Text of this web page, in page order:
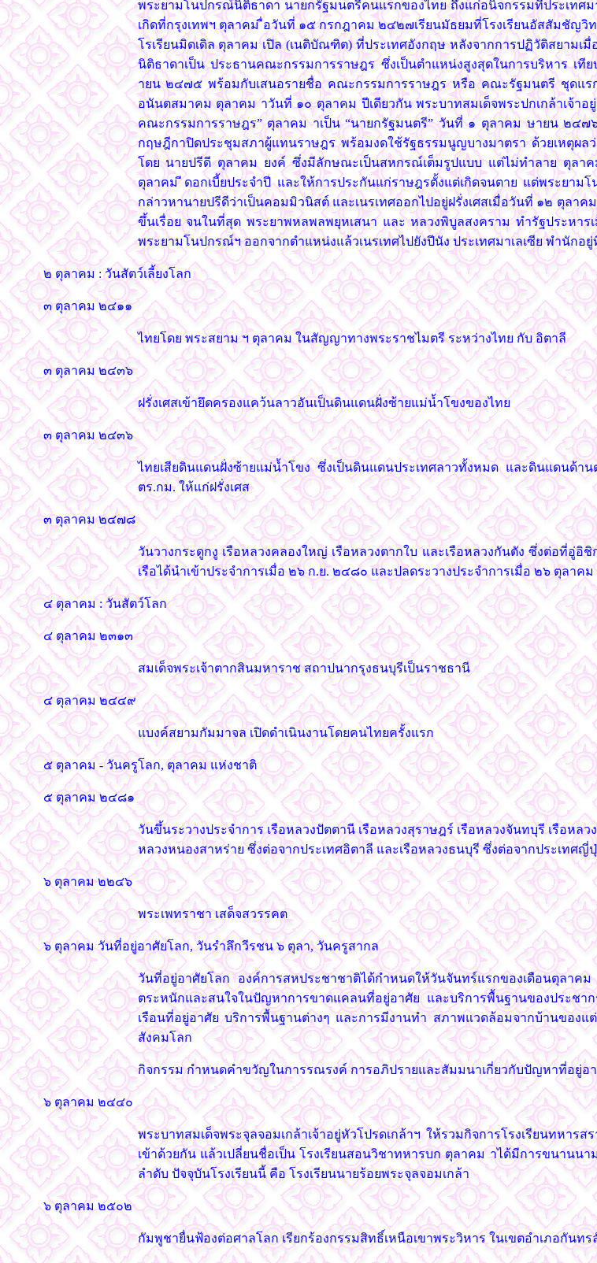
พระยามโนปกรณ์นิติธาดา นายกรัฐมนตรีคนแรกของไทย ถึงแก่อนิจกรรมที่ประเทศ
เกิดที่กรุงเทพฯ ตุลาคม ื่อวันที่ ๑๕ กรกฎาคม ๒๔๒๗เรียนมัธยมที่โรงเรียนอัสสัมชัญ
โรเรียนมิดเดิล ตุลาคม เปิล (เนติบัณฑิต) ที่ประเทศอังกฤษ หลังจากการปฏิวัติสย
นิติธาดาเป็น ประธานคณะกรรมการราษฎร ซึ่งเป็นตำแหน่งสูงสุดในการบริหาร เ
ายน ๒๔๗๕ พร้อมกับเสนอรายชื่อ คณะกรรมการราษฎร หรือ คณะรัฐมนตรี ชุดแ
อนันตสมาคม ตุลาคม าวันที่ ๑๐ ตุลาคม ปีเดียวกัน พระบาทสมเด็จพระปกเกล้าเจ้า
คณะกรรมการราษฎร” ตุลาคม าเป็น “นายกรัฐมนตรี” วันที่ ๑ ตุลาคม ษายน ๒๔
กฤษฎีกาปิดประชุมสภาผู้แทนราษฎร พร้อมงดใช้รัฐธรรมนูญบางมาตรา ด้วยเหตุผ
โดย นายปรีดี ตุลาคม ยงค์ ซึ่งมีลักษณะเป็นสหกรณ์เต็มรูปแบบ แต่ไม่ทำลาย ตุลา
ตุลาคม ีดอกเบี้ยประจำปี และให้การประกันแก่ราษฎรตั้งแต่เกิดจนตาย แต่พระยาม
กล่าวหานายปรีดีว่าเป็นคอมมิวนิสต์ และเนรเทศออกไปอยู่ฝรั่งเศสเมื่อวันที่ ๑๒ ตุ
ขึ้นเรื่อย จนในที่สุด พระยาพหลพลพยุหเสนา และ หลวงพิบูลสงคราม ทำรัฐประห
พระยามโนปกรณ์ฯ ออกจากตำแหน่งแล้วเนรเทศไปยังปีนัง ประเทศมาเลเซีย พำนักอ
๒ ตุลาคม : วันสัตว์เลี้ยงโลก
๓ ตุลาคม ๒๔๑๑
ไทยโดย พระสยาม ฯ ตุลาคม ในสัญญาทางพระราชไมตรี ระหว่างไทย กับ อิตาลี
๓ ตุลาคม ๒๔๓๖
ฝรั่งเศสเข้ายึดครองแคว้นลาวอันเป็นดินแดนฝั่งซ้ายแม่น้ำโขงของไทย
๓ ตุลาคม ๒๔๓๖
ไทยเสียดินแดนฝั่งซ้ายแม่น้ำโขง ซึ่งเป็นดินแดนประเทศลาวทั้งหมด และดินแดนด้
ตร.กม. ให้แก่ฝรั่งเศส
๓ ตุลาคม ๒๔๗๘
วันวางกระดูกงู เรือหลวงคลองใหญ่ เรือหลวงตากใบ และเรือหลวงกันตัง ซึ่งต่อที่อู่อิ
เรือได้นำเข้าประจำการเมื่อ ๒๖ ก.ย. ๒๔๘๐ และปลดระวางประจำการเมื่อ ๒๖ ตุลาค
๔ ตุลาคม : วันสัตว์โลก
๔ ตุลาคม ๒๓๑๓
สมเด็จพระเจ้าตากสินมหาราช สถาปนากรุงธนบุรีเป็นราชธานี
๔ ตุลาคม ๒๔๔๙
แบงค์สยามกัมมาจล เปิดดำเนินงานโดยคนไทยครั้งแรก
๕ ตุลาคม - วันครูโลก, ตุลาคม แห่งชาติ
๕ ตุลาคม ๒๔๘๑
วันขึ้นระวางประจำการ เรือหลวงปัตตานี เรือหลวงสุราษฎร์ เรือหลวงจันทบุรี เรือหล
หลวงหนองสาหร่าย ซึ่งต่อจากประเทศอิตาลี และเรือหลวงธนบุรี ซึ่งต่อจากประเทศญี่
๖ ตุลาคม ๒๒๔๖
พระเพทราชา เสด็จสวรรคต
๖ ตุลาคม วันที่อยู่อาศัยโลก, วันรำลึกวีรชน ๖ ตุลา, วันครูสากล
วันที่อยู่อาศัยโลก องค์การสหประชาชาติได้กำหนดให้วันจันทร์แรกของเดือนตุลาค
ตระหนักและสนใจในปัญหาการขาดแคลนที่อยู่อาศัย และบริการพื้นฐานของประช
เรือนที่อยู่อาศัย บริการพื้นฐานต่างๆ และการมีงานทำ สภาพแวดล้อมจากบ้านของ
สังคมโลก
กิจกรรม กำหนดคำขวัญในการรณรงค์ การอภิปรายและสัมมนาเกี่ยวกับปัญหาที่อยู่อ
๖ ตุลาคม ๒๔๔๐
พระบาทสมเด็จพระจุลจอมเกล้าเจ้าอยู่หัวโปรดเกล้าฯ ให้รวมกิจการโรงเรียนทหา
เข้าด้วยกัน แล้วเปลี่ยนชื่อเป็น โรงเรียนสอนวิชาทหารบก ตุลาคม าได้มีการขนานน
ลำดับ ปัจจุบันโรงเรียนนี้ คือ โรงเรียนนายร้อยพระจุลจอมเกล้า
๖ ตุลาคม ๒๕๐๒
กัมพูชายื่นฟ้องต่อศาลโลก เรียกร้องกรรมสิทธิ์เหนือเขาพระวิหาร ในเขตอำเภอกันท